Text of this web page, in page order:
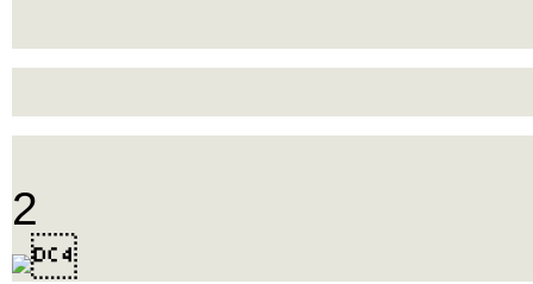
2
